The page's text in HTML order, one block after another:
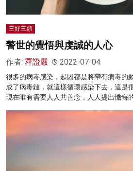
三好三願
警世的覺悟與虔誠的人心
作者: 釋證嚴 2022-07-04
很多的病毒感染，起因都是將帶有病毒的
成了病毒鏈，就這樣循環感染下去，這是
現在唯有需要人人共善念，人人提出懺悔